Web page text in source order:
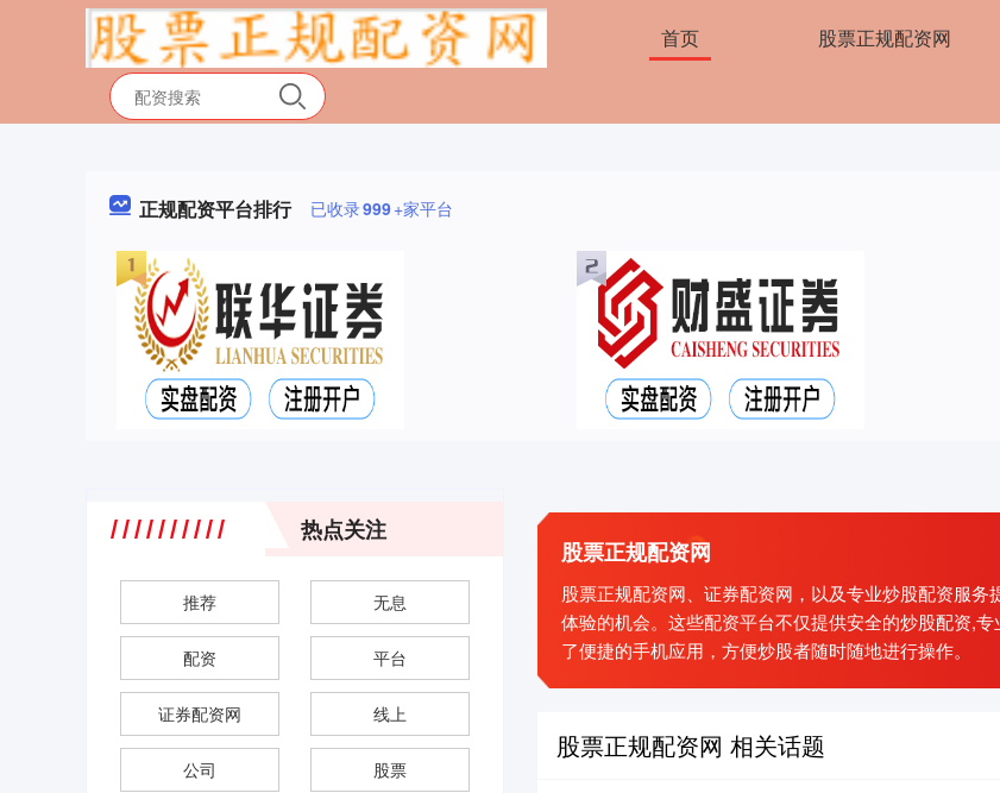
首页 股票正规配资网
正规配资平台排行 已收录999+家平台
股票正规配资网
股票正规配资网、证券配资网，以及专业炒股配资服
体验的机会。这些配资平台不仅提供安全的炒股配资,
了便捷的手机应用，方便炒股者随时随地进行操作。
股票正规配资网 相关话题
热点关注
推荐 无息
配资 平台
证券配资网 线上
公司 股票